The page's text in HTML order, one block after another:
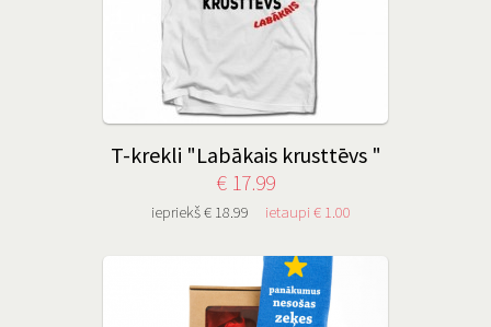
T-krekli "Labākais krusttēvs "
€ 17.99
iepriekš € 18.99 ietaupi € 1.00